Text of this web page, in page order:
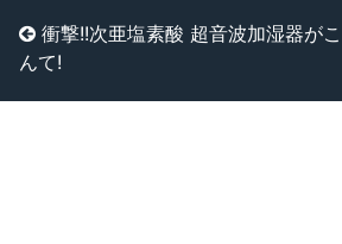
衝撃!!次亜塩素酸 超音波加湿器が
んて!